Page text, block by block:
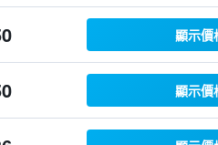
顯示價
顯示價